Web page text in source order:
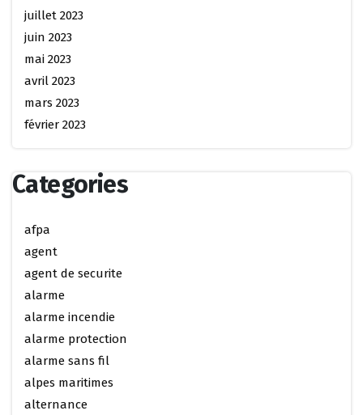
juillet 2023
juin 2023
mai 2023
avril 2023
mars 2023
février 2023
Categories
afpa
agent
agent de securite
alarme
alarme incendie
alarme protection
alarme sans fil
alpes maritimes
alternance